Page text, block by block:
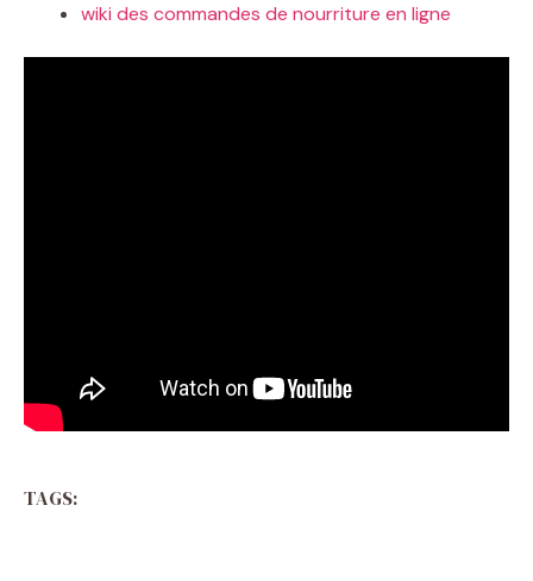
wiki des commandes de nourriture en ligne
TAGS: